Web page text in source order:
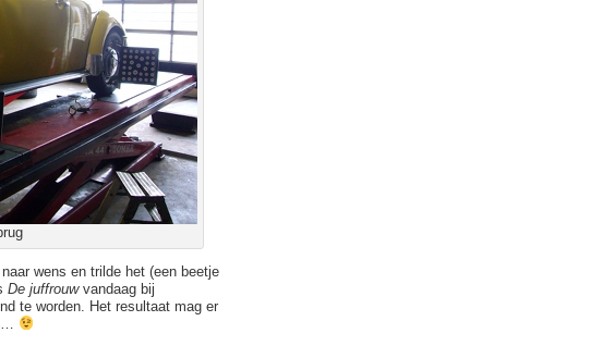
wens en trilde het (een beetje
De juffrouwvandaag bij
te worden. Het resultaat mag er